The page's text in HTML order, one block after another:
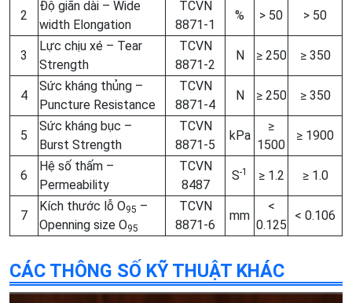
2
Độ giãn dài – Wide
width Elongation
TCVN
8871-1
% > 50 > 50
3
Lực chịu xé – Tear
Strength
TCVN
8871-2
N ≥ 250 ≥ 350
4
Sức kháng thủng –
Puncture Resistance
TCVN
8871-4
N ≥ 250 ≥ 350
5
Sức kháng bục –
Burst Strength
TCVN
8871-5
kPa
≥
1500
≥ 1900
6
Hệ số thấm –
Permeability
TCVN
8487
S-1 ≥ 1.2 ≥ 1.0
7
Kích thước lỗ O95 –
Openning size O95
TCVN
8871-6
mm
<
0.125
< 0.106
CÁC THÔNG SỐ KỸ THUẬT KHÁC